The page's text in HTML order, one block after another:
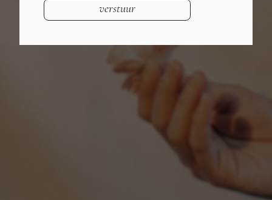
verstuur